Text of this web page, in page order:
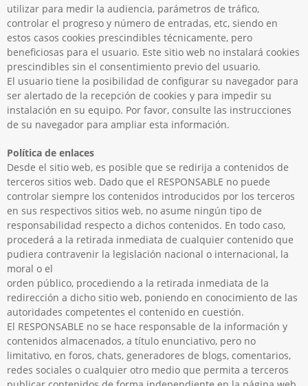
utilizar para medir la audiencia, parámetros de tráfico,
controlar el progreso y número de entradas, etc, siendo en
estos casos cookies prescindibles técnicamente, pero
beneficiosas para el usuario. Este sitio web no instalará cookies
prescindibles sin el consentimiento previo del usuario.
El usuario tiene la posibilidad de configurar su navegador para
ser alertado de la recepción de cookies y para impedir su
instalación en su equipo. Por favor, consulte las instrucciones
de su navegador para ampliar esta información.
Política de enlaces
Desde el sitio web, es posible que se redirija a contenidos de
terceros sitios web. Dado que el RESPONSABLE no puede
controlar siempre los contenidos introducidos por los terceros
en sus respectivos sitios web, no asume ningún tipo de
responsabilidad respecto a dichos contenidos. En todo caso,
procederá a la retirada inmediata de cualquier contenido que
pudiera contravenir la legislación nacional o internacional, la
moral o el
orden público, procediendo a la retirada inmediata de la
redirección a dicho sitio web, poniendo en conocimiento de las
autoridades competentes el contenido en cuestión.
El RESPONSABLE no se hace responsable de la información y
contenidos almacenados, a título enunciativo, pero no
limitativo, en foros, chats, generadores de blogs, comentarios,
redes sociales o cualquier otro medio que permita a terceros